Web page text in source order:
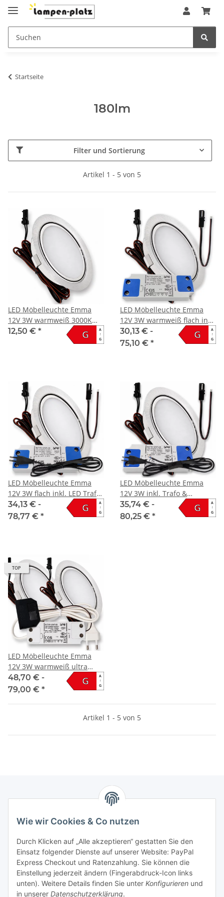
Wie wir Cookies & Co nutzen
Durch Klicken auf „Alle akzeptieren“ gestatten Sie den
Einsatz folgender Dienste auf unserer Website: PayPal
Express Checkout und Ratenzahlung. Sie können die
Einstellung jederzeit ändern (Fingerabdruck-Icon links
unten). Weitere Details finden Sie unter Konfigurieren und
in unserer Datenschutzerklärung.
Startseite
180lm
Filter und Sortierung
Artikel 1 - 5 von 5
LED Möbelleuchte Emma
12V 3W warmweiß 3000K
ultra flach
12,50 € *
A
↑
G
G
LED Möbelleuchte Emma
12V 3W warmweiß flach inkl.
LED Trafo
30,13 € -
75,10 € *
A
↑
G
G
LED Möbelleuchte Emma
12V 3W flach inkl. LED Trafo
und Zuleitung
34,13 € -
78,77 € *
A
↑
G
G
LED Möbelleuchte Emma
12V 3W inkl. Trafo &
Zuleitung mit Schalter
35,74 € -
80,25 € *
A
↑
G
G
TOP
LED Möbelleuchte Emma
12V 3W warmweiß ultra
flach Plug & Play
48,70 € -
79,00 € *
A
↑
G
G
Artikel 1 - 5 von 5
Gesetzliche Informationen
Vertrag widerrufen